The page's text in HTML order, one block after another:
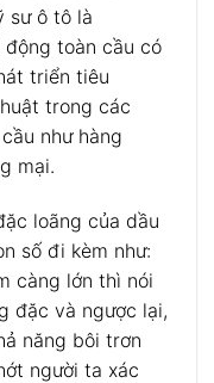
sư ô tô là
toàn cầu có
triển tiêu
trong các
như hàng
mại.
loãng của dầu
số đi kèm như:
càng lớn thì nói
đặc và ngược lại,
năng bôi trơn
người ta xác